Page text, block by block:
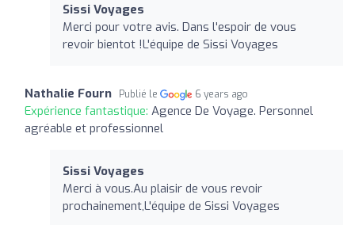
Sissi Voyages
Merci pour votre avis. Dans l'espoir de vous
revoir bientot !L'équipe de Sissi Voyages
Nathalie Fourn Publié le 6 years ago
Expérience fantastique: Agence De Voyage. Personnel
agréable et professionnel
Sissi Voyages
Merci à vous.Au plaisir de vous revoir
prochainement,L'équipe de Sissi Voyages